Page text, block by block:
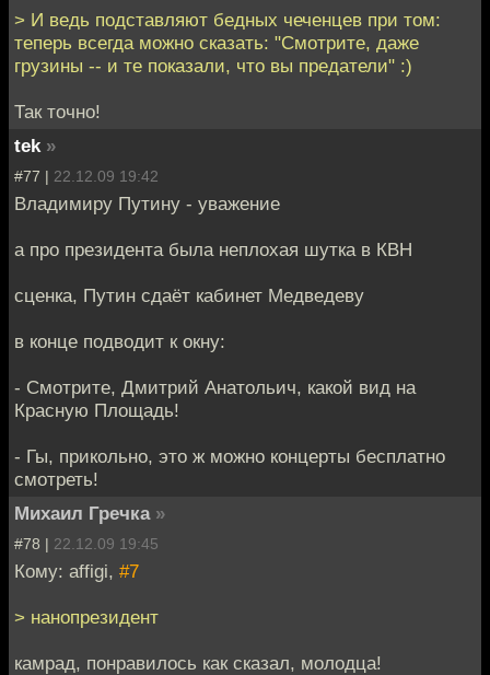
> И ведь подставляют бедных чеченцев при том:
теперь всегда можно сказать: "Смотрите, даже
грузины -- и те показали, что вы предатели" :)
Так точно!
tek »
#77 | 22.12.09 19:42
Владимиру Путину - уважение
а про президента была неплохая шутка в КВН
сценка, Путин сдаёт кабинет Медведеву
в конце подводит к окну:
- Смотрите, Дмитрий Анатольич, какой вид на
Красную Площадь!
- Гы, прикольно, это ж можно концерты бесплатно
смотреть!
Михаил Гречка »
#78 | 22.12.09 19:45
Кому: affigi, #7
> нанопрезидент
камрад, понравилось как сказал, молодца!